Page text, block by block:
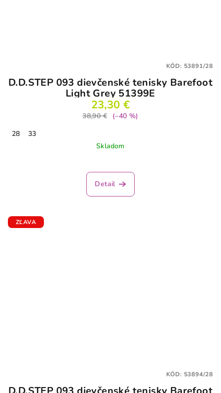
D.D.STEP 093 dievčenské tenisky Barefoot
Light Grey 51399E
23,30 €
38,90 €
(–40 %)
28
33
Skladom
Detail
KÓD: 53891/28
ZĽAVA
KÓD: 53894/28